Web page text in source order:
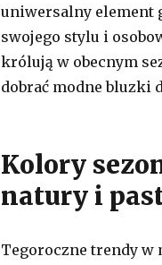
uniwersalny element
swojego stylu i
królują w obecnym
dobrać modne bluzki
Kolory
natury i
Tegoroczne trendy w